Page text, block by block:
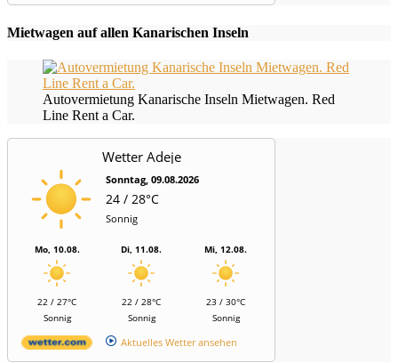
Mietwagen auf allen Kanarischen Inseln
Autovermietung Kanarische Inseln Mietwagen. Red
Line Rent a Car.
Wetter Adeje
Sonntag, 09.08.2026
24 / 28°C
Sonnig
Mo, 10.08.
22 / 27°C
Sonnig
Di, 11.08.
22 / 28°C
Sonnig
Mi, 12.08.
23 / 30°C
Sonnig
Aktuelles Wetter ansehen